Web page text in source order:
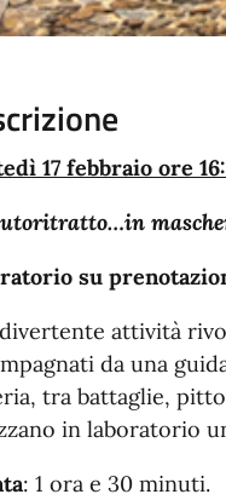
17 febbraio ore
su
attività
da una
tra battaglie,
in laboratorio
: 1 ora e 30 minuti.